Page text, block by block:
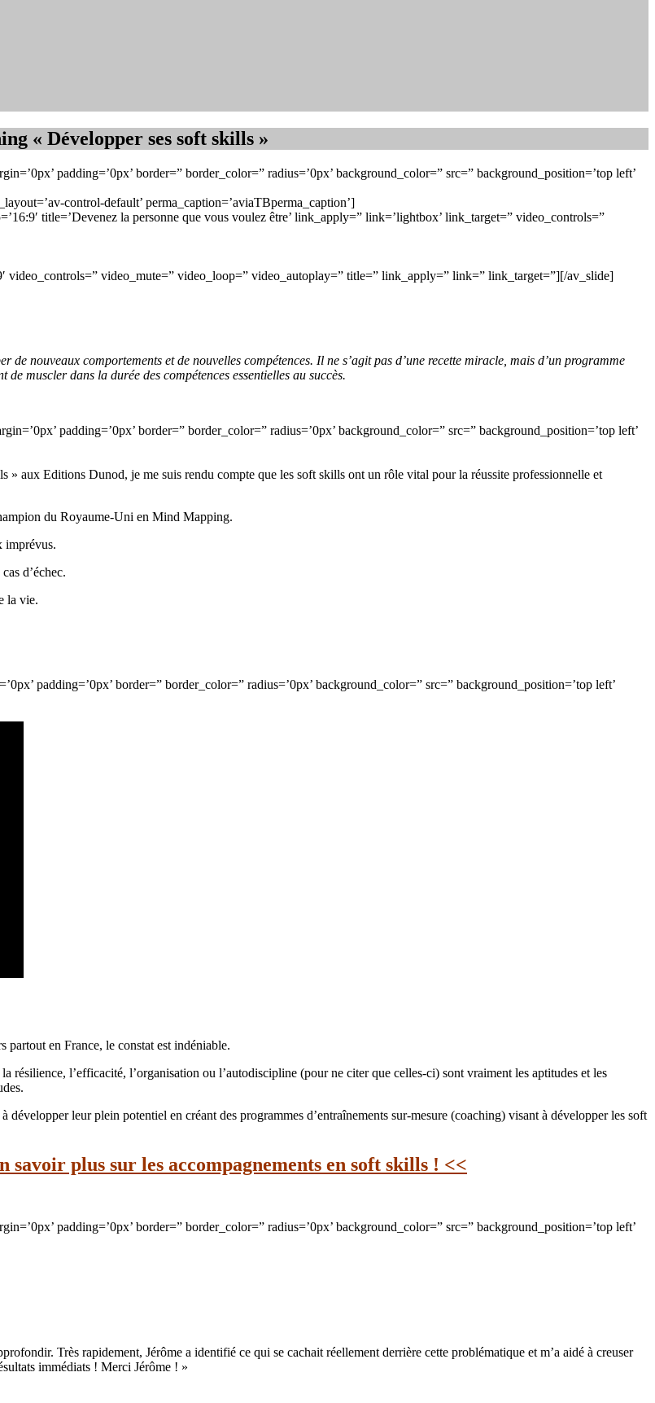
« Développer ses soft skills »
padding=’0px’ border=” border_color=” radius=’0px’ background_color=” src=” background_position=’top left’
control-default’ perma_caption=’aviaTBperma_caption’]
title=’Devenez la personne que vous voulez être’ link_apply=” link=’lightbox’ link_target=” video_controls=”
video_controls=” video_mute=” video_loop=” video_autoplay=” title=” link_apply=” link=” link_target=”][/av_slide]
nouveaux comportements et de nouvelles compétences. Il ne s’agit pas d’une recette miracle, mais d’un programme
de muscler dans la durée des compétences essentielles au succès.
padding=’0px’ border=” border_color=” radius=’0px’ background_color=” src=” background_position=’top left’
aux Editions Dunod, je me suis rendu compte que les soft skills ont un rôle vital pour la réussite professionnelle et
du Royaume-Uni en Mind Mapping.
imprévus.
d’échec.
la vie.
padding=’0px’ border=” border_color=” radius=’0px’ background_color=” src=” background_position=’top left’
partout en France, le constat est indéniable.
résilience, l’efficacité, l’organisation ou l’autodiscipline (pour ne citer que celles-ci) sont vraiment les aptitudes et les
développer leur plein potentiel en créant des programmes d’entraînements sur-mesure (coaching) visant à développer les soft
savoir plus sur les accompagnements en soft skills ! <<
padding=’0px’ border=” border_color=” radius=’0px’ background_color=” src=” background_position=’top left’
Très rapidement, Jérôme a identifié ce qui se cachait réellement derrière cette problématique et m’a aidé à creuser
immédiats ! Merci Jérôme ! »